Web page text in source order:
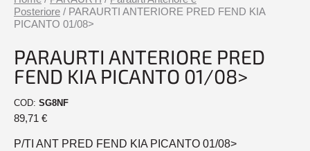
Posteriore / PARAURTI ANTERIORE PRED FEND KIA
PICANTO 01/08>
PARAURTI ANTERIORE PRED
FEND KIA PICANTO 01/08>
COD: SG8NF
89,71 €
P/TI ANT PRED FEND KIA PICANTO 01/08>